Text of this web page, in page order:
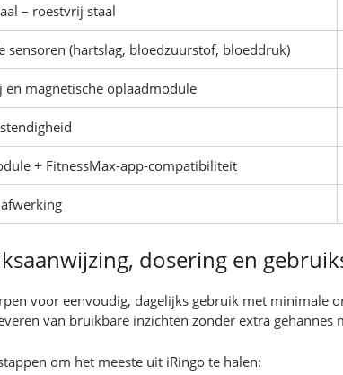
– roestvrij staal
sensoren (hartslag, bloedzuurstof, bloeddruk)
en magnetische oplaadmodule
+ FitnessMax-app-compatibiliteit
dosering en
voor eenvoudig, dagelijks gebruik met minimale
van bruikbare inzichten zonder extra gehannes
om het meeste uit iRingo te halen: